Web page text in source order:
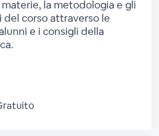
la metodologia e gli
corso attraverso le
e i consigli della